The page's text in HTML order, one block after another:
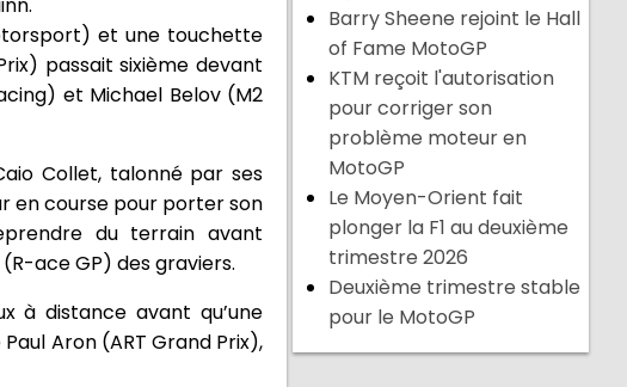
et une touchette
passait sixième devant
et Michael Belov (M2
Collet, talonné par ses
en course pour porter son
du terrain avant
ace GP) des graviers.
à distance avant qu’une
Aron (ART Grand Prix),
Barry Sheene rejoint le Hall
of Fame MotoGP
KTM reçoit l'autorisation
pour corriger son
problème moteur en
MotoGP
Le Moyen-Orient fait
plonger la F1 au deuxième
trimestre 2026
Deuxième trimestre stable
pour le MotoGP